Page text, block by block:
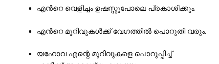
എൻറെ വെളിച്ചം ഉഷസ്സുപോലെ പ്രകാശിക്കും.
എൻറെ മുറിവുകൾക്ക് വേഗത്തിൽ പൊറുതി വരും.
യഹോവ എന്റെ മുറിവുകളെ പൊറുപ്പിച്ച്